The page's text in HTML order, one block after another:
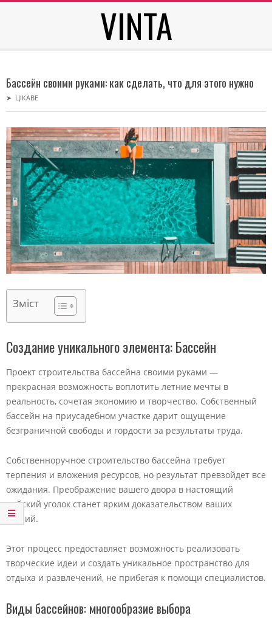
VINTA
Menu
Бассейн своими руками: как сделать, что для этого нужно
➤ ЦІКАВЕ
Зміст
Создание уникального элемента: Бассейн
Проект строительства бассейна своими руками —
прекрасная возможность воплотить летние мечты в
реальность, сочетая экономию и творчество. Собственный
бассейн на приусадебном участке дарит ощущение
безграничной свободы и гордости за результаты труда.
Собственноручное строительство бассейна требует
терпения и вложения ресурсов, но результат превзойдет все
ожидания. Преображение вашего двора в настоящий
райский уголок станет ярким доказательством ваших
усилий.
Этот процесс предоставляет возможность реализовать
творческие идеи и создать уникальное пространство для
отдыха и развлечений, не прибегая к помощи специалистов.
Виды бассейнов: многообразие выбора